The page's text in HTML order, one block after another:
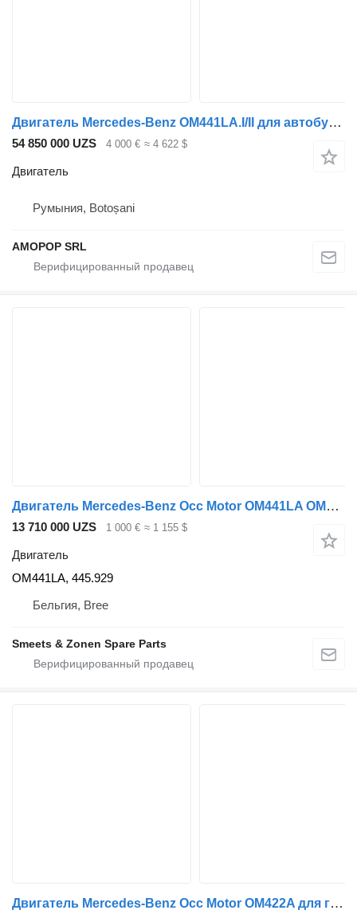
Двигатель Mercedes-Benz OM441LA.I/II для автобуса Setra 315 GT
54 850 000 UZS 4 000 € ≈ 4 622 $
Двигатель
Румыния, Botoșani
AMOPOP SRL
Двигатель Mercedes-Benz Occ Motor OM441LA OM441LA, 445.929 для грузовика
13 710 000 UZS 1 000 € ≈ 1 155 $
Двигатель
OM441LA, 445.929
Бельгия, Bree
Smeets & Zonen Spare Parts
Двигатель Mercedes-Benz Occ Motor OM422A для грузовика